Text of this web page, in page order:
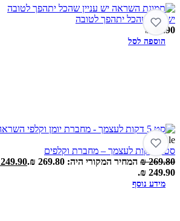
יש ענין שהכל יתהפך לטובה
89.90
₪
הוספה לסל
Sale!
סט 5 דקות לעצמך – מחברת וקלפים
269.80
₪ המחיר המקורי היה: 269.80 ₪. 249.90
249.90 ₪.
מידע נוסף